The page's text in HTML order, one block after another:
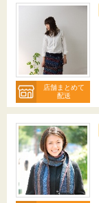
店舗まとめて
配送